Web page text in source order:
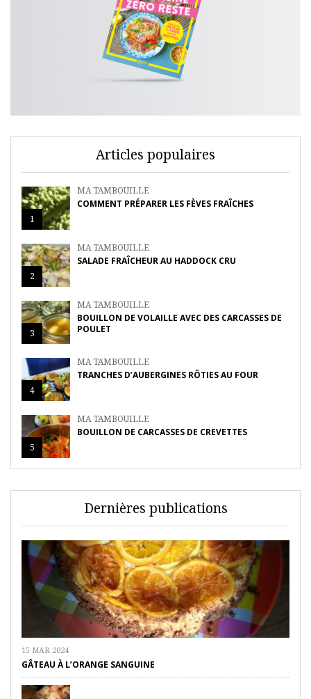
Articles populaires
1
MA TAMBOUILLE
COMMENT PRÉPARER LES FÈVES FRAÎCHES
2
MA TAMBOUILLE
SALADE FRAÎCHEUR AU HADDOCK CRU
3
MA TAMBOUILLE
BOUILLON DE VOLAILLE AVEC DES CARCASSES DE
POULET
4
MA TAMBOUILLE
TRANCHES D’AUBERGINES RÔTIES AU FOUR
5
MA TAMBOUILLE
BOUILLON DE CARCASSES DE CREVETTES
Dernières publications
15 MAR 2024
GÂTEAU À L’ORANGE SANGUINE